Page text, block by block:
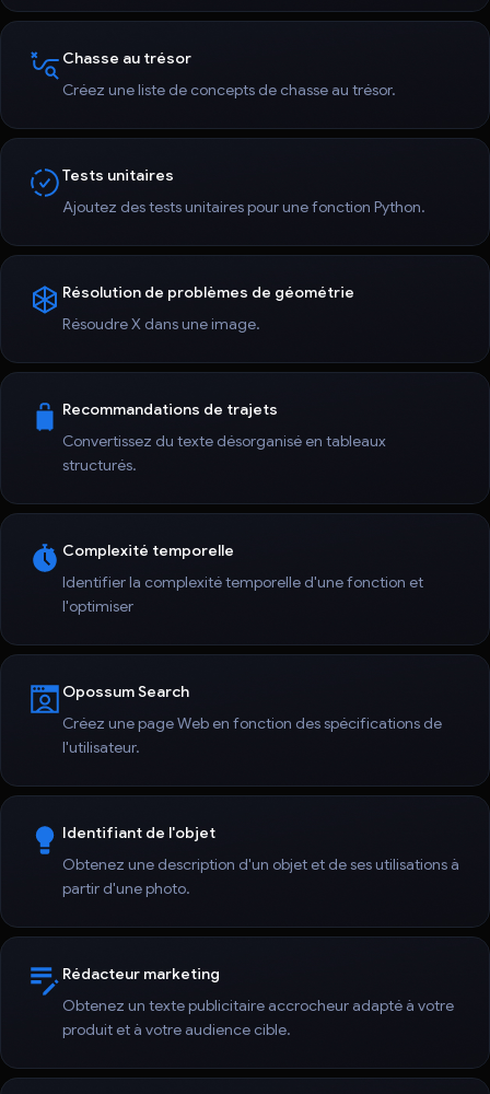
Chasse au trésor
Créez une liste de concepts de chasse au trésor.
Tests unitaires
Ajoutez des tests unitaires pour une fonction Python.
Résolution de problèmes de géométrie
Résoudre X dans une image.
Recommandations de trajets
Convertissez du texte désorganisé en tableaux
structurés.
Complexité temporelle
Identifier la complexité temporelle d'une fonction et
l'optimiser
Opossum Search
Créez une page Web en fonction des spécifications de
l'utilisateur.
Identifiant de l'objet
Obtenez une description d'un objet et de ses utilisations à
partir d'une photo.
Rédacteur marketing
Obtenez un texte publicitaire accrocheur adapté à votre
produit et à votre audience cible.